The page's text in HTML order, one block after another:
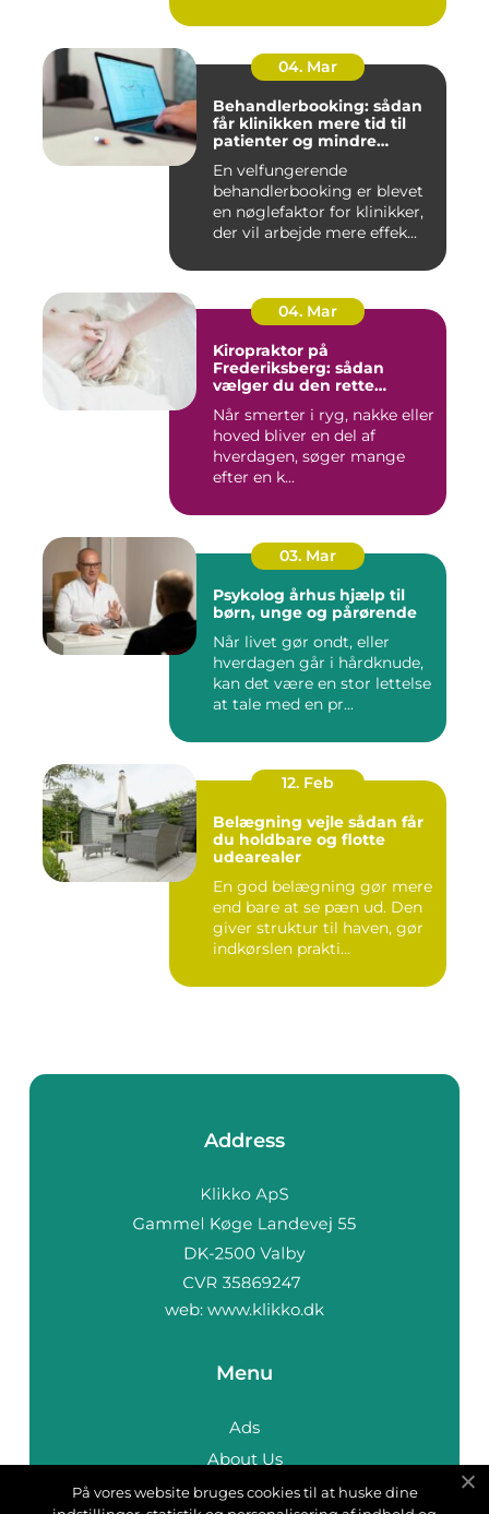
04. Mar
Behandlerbooking: sådan
får klinikken mere tid til
patienter og mindre
En velfungerende
behandlerbooking er blevet
en nøglefaktor for klinikker,
der vil arbejde mere effek...
04. Mar
Kiropraktor på
Frederiksberg: sådan
vælger du den rette
Når smerter i ryg, nakke eller
hoved bliver en del af
hverdagen, søger mange
efter en k...
03. Mar
Psykolog århus hjælp til
børn, unge og pårørende
Når livet gør ondt, eller
hverdagen går i hårdknude,
kan det være en stor lettelse
at tale med en pr...
12. Feb
Belægning vejle sådan får
du holdbare og flotte
udearealer
En god belægning gør mere
end bare at se pæn ud. Den
giver struktur til haven, gør
indkørslen prakti...
Address
web: www.klikko.dk
Menu
Ads
About Us
Cookies
På vores website bruges cookies til at huske dine